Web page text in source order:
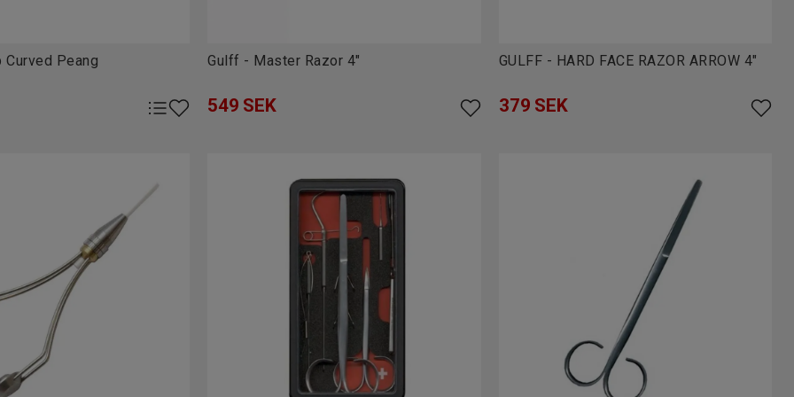
har vi verktygen som gör jobbet både roligare och bättre.
Upplevstore.se
och maximal precision. Perfekt för dig som vill binda flugor som
bättre flugor med rätt utrustning!
Curved Peang Gulff - Master Razor 4"
549 SEK
GULFF - HARD FACE RAZOR ARROW 4"
379 SEK